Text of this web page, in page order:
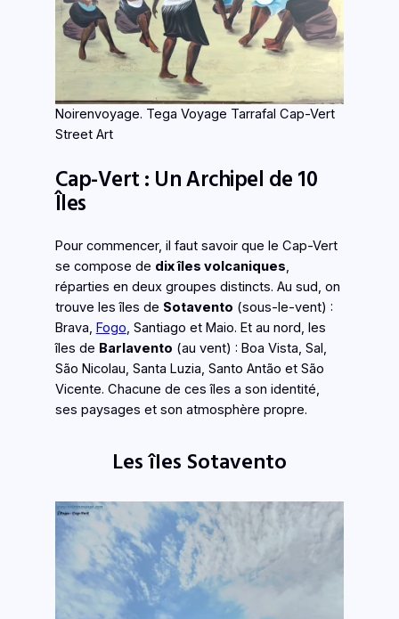
Noirenvoyage. Tega Voyage Tarrafal Cap-Vert
Street Art
Cap-Vert : Un Archipel de 10
Îles
Pour commencer, il faut savoir que le Cap-Vert
se compose de dix îles volcaniques,
réparties en deux groupes distincts. Au sud, on
trouve les îles de Sotavento (sous-le-vent) :
Brava, Fogo, Santiago et Maio. Et au nord, les
îles de Barlavento (au vent) : Boa Vista, Sal,
São Nicolau, Santa Luzia, Santo Antão et São
Vicente. Chacune de ces îles a son identité,
ses paysages et son atmosphère propre.
Les îles Sotavento